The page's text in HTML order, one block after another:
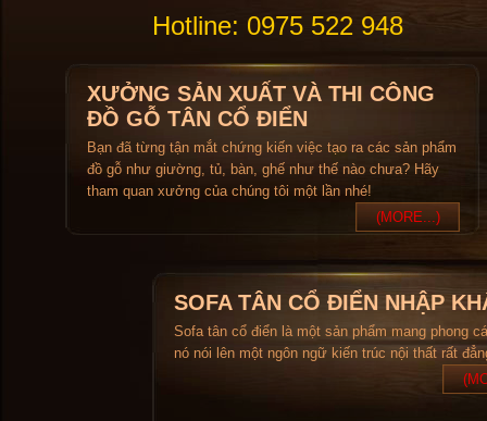
Hotline: 0975 522 948
XƯỞNG SẢN XUẤT VÀ THI CÔNG
ĐỒ GỖ TÂN CỔ ĐIỂN
Bạn đã từng tận mắt chứng kiến việc tạo ra các sản phẩm
đồ gỗ như giường, tủ, bàn, ghế như thế nào chưa? Hãy
tham quan xưởng của chúng tôi một lần nhé!
(MORE...)
SOFA TÂN CỔ ĐIỂN NHẬP
Sofa tân cổ điển là một sản phẩm mang phong
nó nói lên một ngôn ngữ kiến trúc nội thất rất